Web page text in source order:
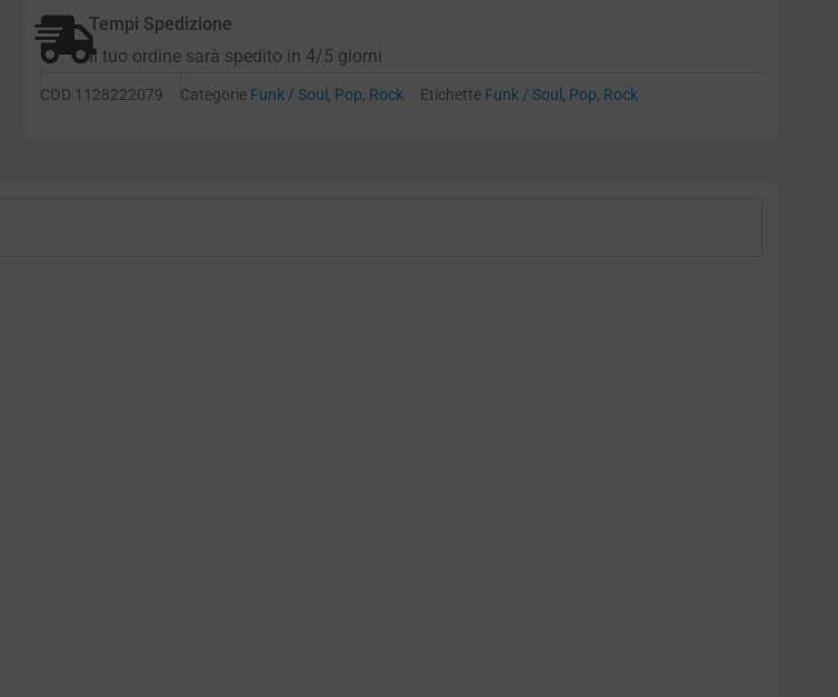
Tempi Spedizione
Il tuo ordine sarà spedito in 4/5 giorni
COD 1128222079 Categorie Funk / Soul , Pop, Rock Etichette Funk / Soul , Pop, Rock